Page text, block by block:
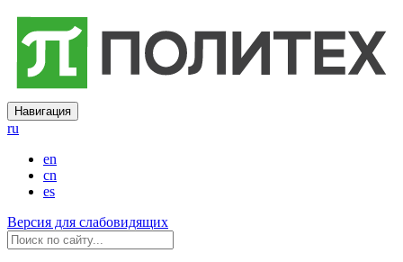
Навигация
ru
en
cn
es
Версия для слабовидящих